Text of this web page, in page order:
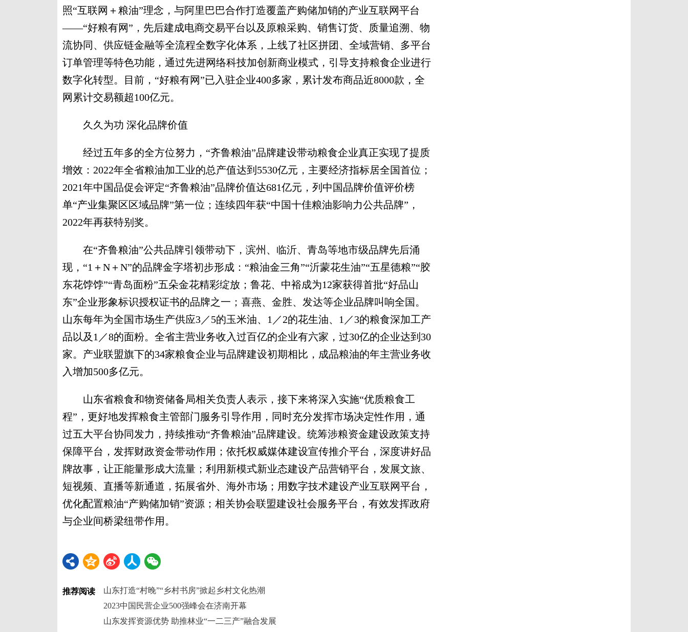
照“互联网＋粮油”理念，与阿里巴巴合作打造覆盖产购储加销的产业互联网平台
——“好粮有网”，先后建成电商交易平台以及原粮采购、销售订货、质量追溯、物
流协同、供应链金融等全流程全数字化体系，上线了社区拼团、全域营销、多平台
订单管理等特色功能，通过先进网络科技加创新商业模式，引导支持粮食企业进行
数字化转型。目前，“好粮有网”已入驻企业400多家，累计发布商品近8000款，全
网累计交易额超100亿元。
久久为功 深化品牌价值
经过五年多的全方位努力，“齐鲁粮油”品牌建设带动粮食企业真正实现了提质
增效：2022年全省粮油加工业的总产值达到5530亿元，主要经济指标居全国首位；
2021年中国品促会评定“齐鲁粮油”品牌价值达681亿元，列中国品牌价值评价榜
单“产业集聚区区域品牌”第一位；连续四年获“中国十佳粮油影响力公共品牌”，
2022年再获特别奖。
在“齐鲁粮油”公共品牌引领带动下，滨州、临沂、青岛等地市级品牌先后涌
现，“1＋N＋N”的品牌金字塔初步形成：“粮油金三角”“沂蒙花生油”“五星德粮”“胶
东花饽饽”“青岛面粉”五朵金花精彩绽放；鲁花、中裕成为12家获得首批“好品山
东”企业形象标识授权证书的品牌之一；喜燕、金胜、发达等企业品牌叫响全国。
山东每年为全国市场生产供应3／5的玉米油、1／2的花生油、1／3的粮食深加工产
品以及1／8的面粉。全省主营业务收入过百亿的企业有六家，过30亿的企业达到30
家。产业联盟旗下的34家粮食企业与品牌建设初期相比，成品粮油的年主营业务收
入增加500多亿元。
山东省粮食和物资储备局相关负责人表示，接下来将深入实施“优质粮食工
程”，更好地发挥粮食主管部门服务引导作用，同时充分发挥市场决定性作用，通
过五大平台协同发力，持续推动“齐鲁粮油”品牌建设。统筹涉粮资金建设政策支持
保障平台，发挥财政资金带动作用；依托权威媒体建设宣传推介平台，深度讲好品
牌故事，让正能量形成大流量；利用新模式新业态建设产品营销平台，发展文旅、
短视频、直播等新通道，拓展省外、海外市场；用数字技术建设产业互联网平台，
优化配置粮油“产购储加销”资源；相关协会联盟建设社会服务平台，有效发挥政府
与企业间桥梁纽带作用。
推荐阅读
山东打造“村晚”“乡村书房”掀起乡村文化热潮
2023中国民营企业500强峰会在济南开幕
山东发挥资源优势 助推林业“一二三产”融合发展